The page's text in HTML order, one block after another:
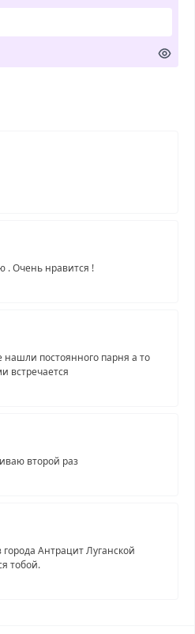
. Очень нравится !
постоянного парня а то
встречается
второй раз
Антрацит Луганской
тобой.